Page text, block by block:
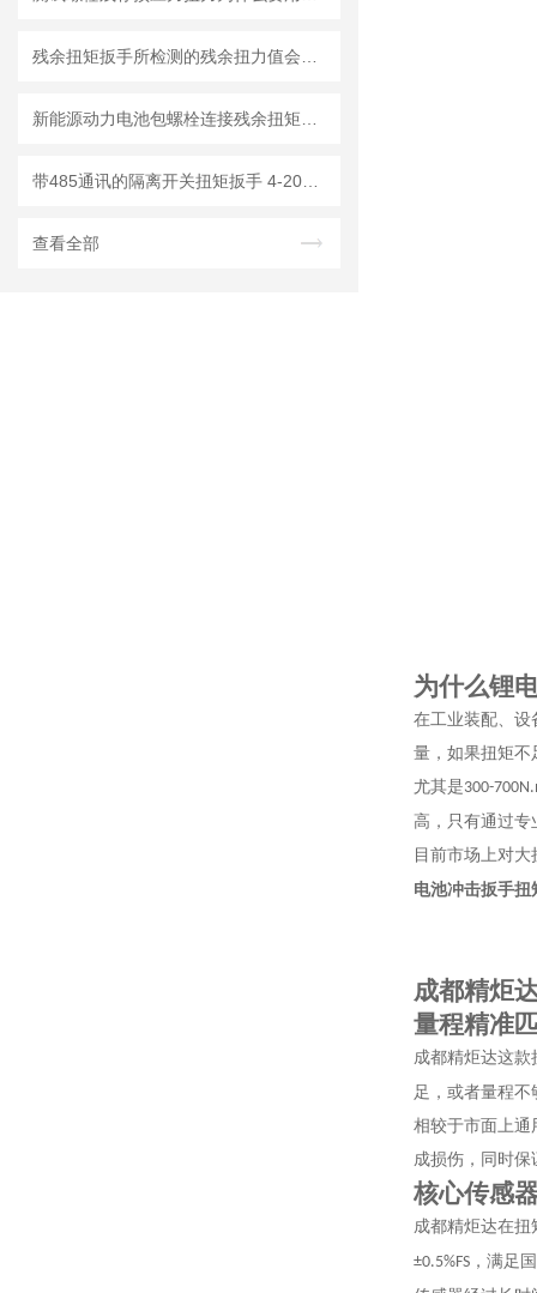
查看全部
为什么锂
在工业装配、设
量，如果扭矩不
尤其是300-
高，只有通过
目前市场上对
电池冲击扳手扭
成都精炬
量程精准
成都精炬达这款
足，或者量程
相较于市面上通
成损伤，同时
核心传感
成都精炬达在
±0.5%FS，满足